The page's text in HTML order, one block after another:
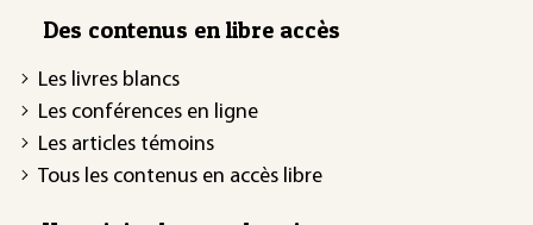
Des contenus en libre accès
Les livres blancs
Les conférences en ligne
Les articles témoins
Tous les contenus en accès libre